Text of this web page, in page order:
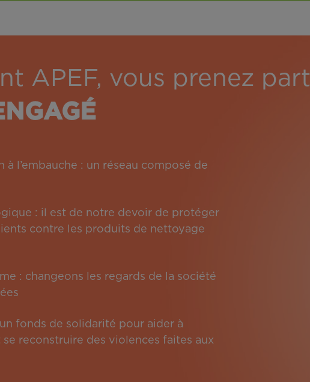
APEF, vous prenez part
à l’embauche : un réseau composé de
: il est de notre devoir de protéger
contre les produits de nettoyage
: changeons les regards de la société
fonds de solidarité pour aider à
reconstruire des violences faites aux